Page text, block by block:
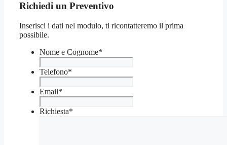
Richiedi un Preventivo
Inserisci i dati nel modulo, ti ricontatteremo il prima
possibile.
Nome e Cognome*
Telefono*
Email*
Richiesta*